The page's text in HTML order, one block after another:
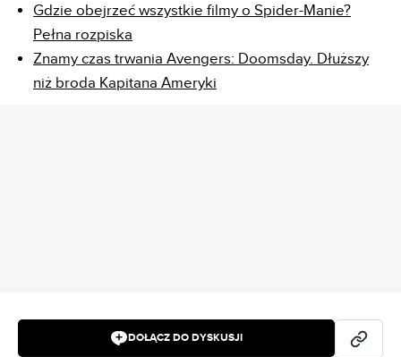
Gdzie obejrzeć wszystkie filmy o Spider-Manie?
Pełna rozpiska
Znamy czas trwania Avengers: Doomsday. Dłuższy
niż broda Kapitana Ameryki
DOŁĄCZ DO DYSKUSJI